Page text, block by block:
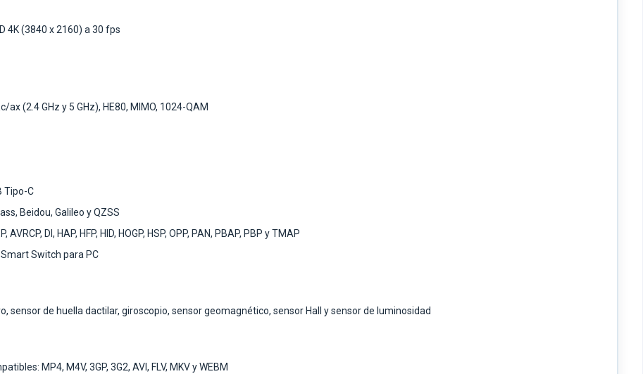
4K (3840 x 2160) a 30 fps
(2.4 GHz y 5 GHz), HE80, MIMO, 1024-QAM
Tipo-C
Beidou, Galileo y QZSS
DI, HAP, HFP, HID, HOGP, HSP, OPP, PAN, PBAP, PBP y TMAP
Switch para PC
sensor de huella dactilar, giroscopio, sensor geomagnético, sensor Hall y sensor de luminosidad
MP4, M4V, 3GP, 3G2, AVI, FLV, MKV y WEBM